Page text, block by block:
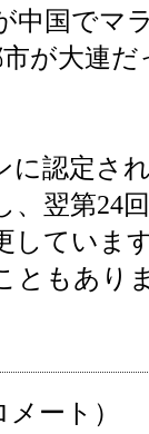
中国でマ
が大連
認定さ
、翌第24
していま
ともあり
ート）